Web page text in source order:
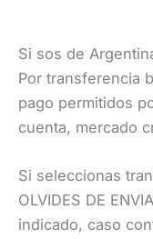
Si sos de
Por transferencia
pago permitidos
cuenta, mercado
Si seleccionas
OLVIDES DE
indicado, caso